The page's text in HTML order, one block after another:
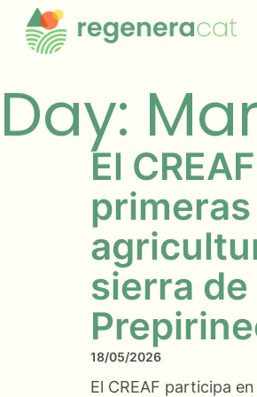
Day:
El
sierra de
18/05/2026
El CREAF participa